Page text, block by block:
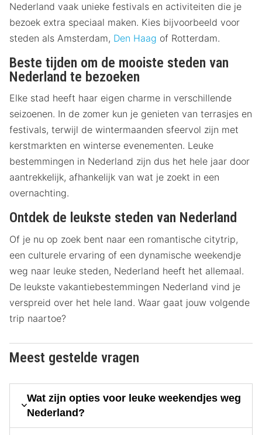
Nederland vaak unieke festivals en activiteiten die je
bezoek extra speciaal maken. Kies bijvoorbeeld voor
steden als Amsterdam, Den Haag of Rotterdam.
Beste tijden om de mooiste steden van
Nederland te bezoeken
Elke stad heeft haar eigen charme in verschillende
seizoenen. In de zomer kun je genieten van terrasjes en
festivals, terwijl de wintermaanden sfeervol zijn met
kerstmarkten en winterse evenementen. Leuke
bestemmingen in Nederland zijn dus het hele jaar door
aantrekkelijk, afhankelijk van wat je zoekt in een
overnachting.
Ontdek de leukste steden van Nederland
Of je nu op zoek bent naar een romantische citytrip,
een culturele ervaring of een dynamische weekendje
weg naar leuke steden, Nederland heeft het allemaal.
De leukste vakantiebestemmingen Nederland vind je
verspreid over het hele land. Waar gaat jouw volgende
trip naartoe?
Meest gestelde vragen
Wat zijn opties voor leuke weekendjes weg
Nederland?